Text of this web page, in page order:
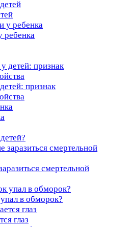
ребенка
признак
смертельной
в обморок?
глаз